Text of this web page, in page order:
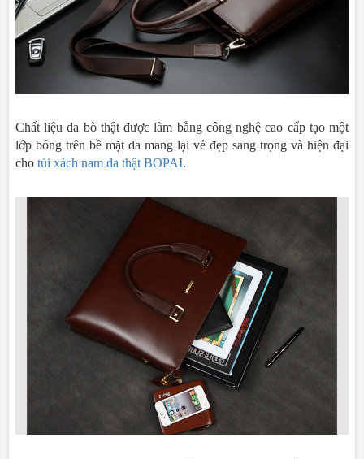
Chất liệu da bò thật được làm bằng công nghệ cao cấp tạo một
lớp bóng trên bề mặt da mang lại vẻ đẹp sang trọng và hiện đại
cho túi xách nam da thật BOPAI.